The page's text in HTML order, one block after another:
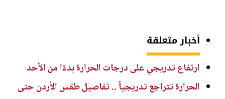
أخبار متعلقة
ارتفاع تدريجي على درجات الحرارة بدءًا من الأحد
الحرارة تتراجع تدريجياً .. تفاصيل طقس الأردن حتى